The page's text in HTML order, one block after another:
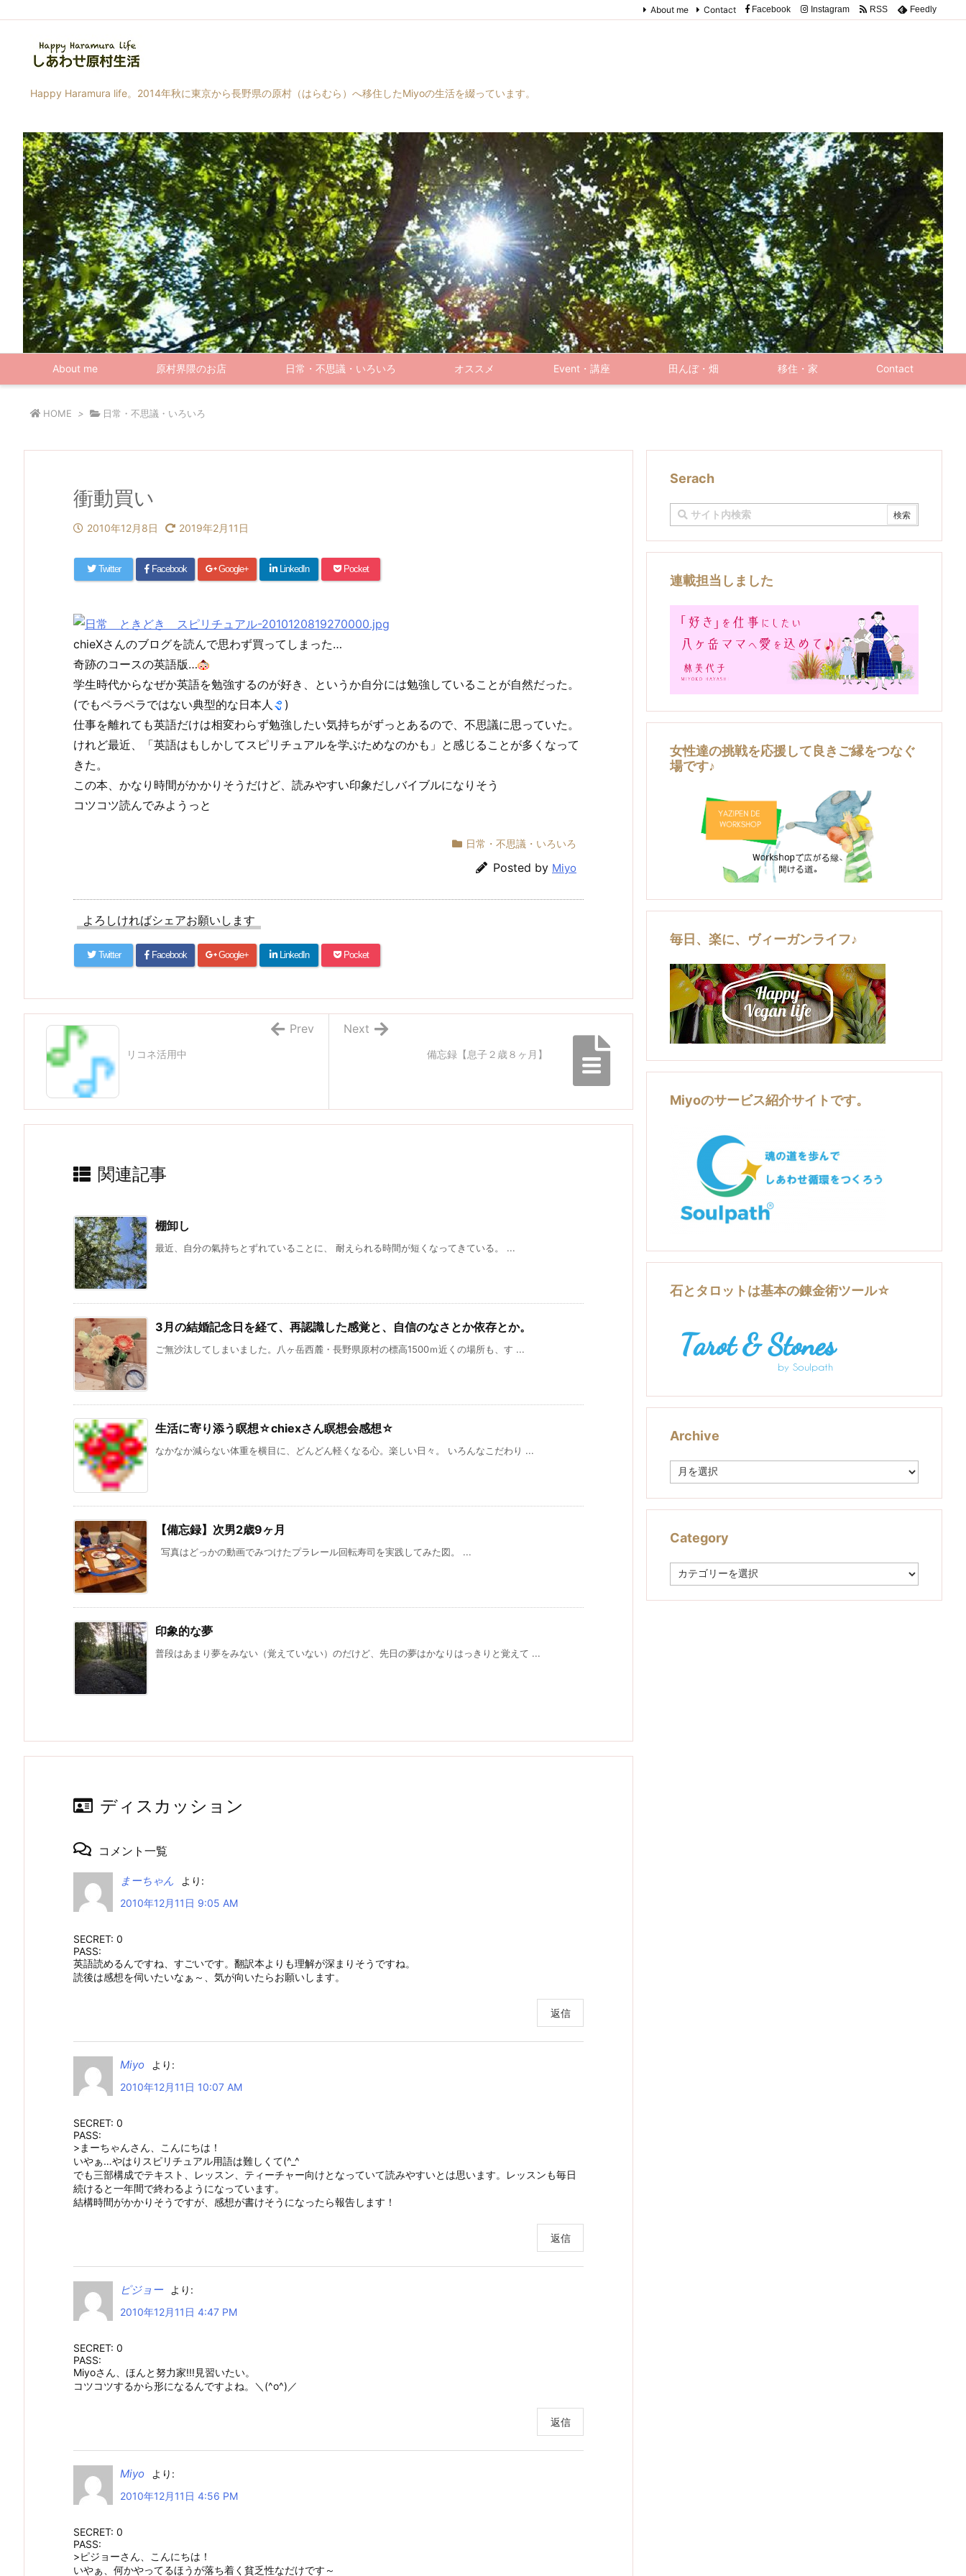
Happy Haramura life。2014年秋に東京から長野県の原村（はらむら）へ移住したMiyoの生活を綴っています。
About me 原村界隈のお店 日常・不思議・いろいろ オススメ Event・講座 田んぼ・畑 移住・家 Contact
About me Contact Facebook Instagram RSS Feedly
HOME > 日常・不思議・いろいろ
衝動買い
2010年12月8日 2019年2月11日
Twitter Facebook Google+ LinkedIn Pocket
chieXさんのブログを読んで思わず買ってしまった…
奇跡のコースの英語版…
学生時代からなぜか英語を勉強するのが好き、というか自分には勉強していることが自然だった。
(でもペラペラではない典型的な日本人
)
仕事を離れても英語だけは相変わらず勉強したい気持ちがずっとあるので、不思議に思っていた。
けれど最近、「英語はもしかしてスピリチュアルを学ぶためなのかも」と感じることが多くなって
きた。
この本、かなり時間がかかりそうだけど、読みやすい印象だしバイブルになりそう
コツコツ読んでみようっと
日常・不思議・いろいろ
Posted by Miyo
よろしければシェアお願いします
Twitter Facebook Google+ LinkedIn Pocket
備忘録【息子２歳８ヶ月】
Next
リコネ活用中
Prev
関連記事
棚卸し
最近、自分の氣持ちとずれていることに、 耐えられる時間が短くなってきている。 ...
3月の結婚記念日を経て、再認識した感覚と、自信のなさとか依存とか。
ご無沙汰してしまいました。八ヶ岳西麓・長野県原村の標高1500ｍ近くの場所も、す ...
生活に寄り添う瞑想☆chiexさん瞑想会感想☆
なかなか減らない体重を横目に、どんどん軽くなる心。楽しい日々。 いろんなこだわり ...
【備忘録】次男2歳9ヶ月
写真はどっかの動画でみつけたプラレール回転寿司を実践してみた図。 ...
印象的な夢
普段はあまり夢をみない（覚えていない）のだけど、先日の夢はかなりはっきりと覚えて ...
ディスカッション
コメント一覧
まーちゃん
より:
2010年12月11日 9:05 AM
SECRET: 0
PASS:
英語読めるんですね、すごいです。翻訳本よりも理解が深まりそうですね。
読後は感想を伺いたいなぁ～、気が向いたらお願いします。
返信
Miyo
より:
2010年12月11日 10:07 AM
SECRET: 0
PASS:
>まーちゃんさん、こんにちは！
いやぁ…やはりスピリチュアル用語は難しくて(^_^ゞ
でも三部構成でテキスト、レッスン、ティーチャー向けとなっていて読みやすいとは思います。レッスンも毎日
続けると一年間で終わるようになっています。
結構時間がかかりそうですが、感想が書けそうになったら報告します！
返信
ピジョー
より:
2010年12月11日 4:47 PM
SECRET: 0
PASS:
Miyoさん、ほんと努力家!!!見習いたい。
コツコツするから形になるんですよね。＼(^o^)／
返信
Miyo
より:
2010年12月11日 4:56 PM
SECRET: 0
PASS:
>ピジョーさん、こんにちは！
いやぁ、何かやってるほうが落ち着く貧乏性なだけです～
Serach
連載担当しました
女性達の挑戦を応援して良きご縁をつなぐ
場です♪
毎日、楽に、ヴィーガンライフ♪
Miyoのサービス紹介サイトです。
石とタロットは基本の錬金術ツール☆
Archive
h
e
Category
e